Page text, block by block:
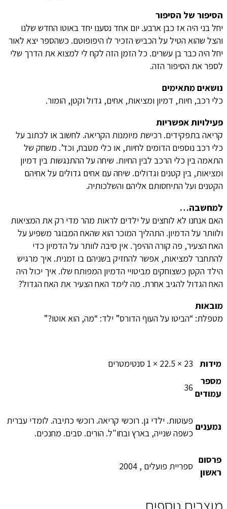
הסיפור של הסיפור
יחל בני היה אז כבן ארבע. יום אחד נסענו יחד באוטו החדש שלנו
והצל שהוא הטיל על הכביש הזכיר לו היפופוטם. כשהספר יצא לאור
יחל היה כבר בן עשרים. כל הזמן הזה לקח לי למצוא את הדרך שלי
לספר את הסיפור הזה.
נושאים מתאימים
כלי רכב, חיות, דמיון ומציאות, אחים, גדול וקטן, הומור.
פעילויות אפשריות
קריאה בתפקידים. רכישת מיומנות הקריאה. לחשוב או לכתוב על
כלי רכב נוספים הדומים לחיות, או כלי מטבח, וכד’. משחק של
התאמה בין כלי הרכב לבין החיות. שיחה על ההתנגשות בין דמיון
ומציאות, בין קטנים וגדולים. שיחה עם אחים גדולים על אחיהם
הקטנים ועל התיחסותם אליהם והשלכותיה.
למחשבה…
האם אנחנו לא לוחצים על ילדים לראות מהר מדי רק את המציאות
ולוותר על הדמיון. התהליך המוכר הוא שהאח המבוגר משפיע על
האח הצעיר, פה קורה ההיפך. אין סיבה לוותר על הדמיון כדי
להתחבר למציאות, אפשר להחזיק בשניהם בו זמנית. איך מרגיש
הילד הקטן כשצוחקים מביטויי הדמיון המפותח שלו. איך יכול היה
האח הגדול להגיב אחרת. מה לימד האח הצעיר את האח הגדול?
מובאות
מטפלת: “הביטו על העוף הדורס” ילד: “מה, הוא אוטו?”
מידות
23 × 22.5 × 1 סנטימטרים
מספר
עמודים
36
נמענים
פעוטות. ילדי גן. רוכשי קריאה. רוכשי כתיבה. לומדי עברית
כשפה שנייה, בארץ ובחו"ל. הורים. סבים. מחנכים.
פרסום
ראשון
ספריית פועלים , 2004